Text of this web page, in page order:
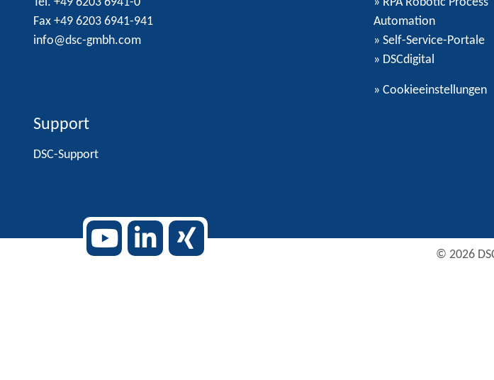
Tel. +49 6203 6941-0
Fax +49 6203 6941-941
info@dsc-gmbh.com
» RPA Robotic Process
Automation
» Self-Service-Portale
» DSCdigital
» Cookieeinstellungen
Support
DSC-Support
© 2026